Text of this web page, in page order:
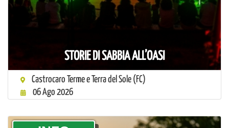
STORIE DI SABBIA ALL’OASI
Castrocaro Terme e Terra del Sole (FC)
06 Ago 2026